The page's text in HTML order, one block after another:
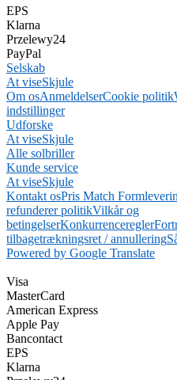
EPS
Klarna
Przelewy24
PayPal
Selskab
At viseSkjule
Om osAnmeldelserCookie politik
indstillinger
Udforske
At viseSkjule
Alle solbriller
Kunde service
At viseSkjule
Kontakt osPris Match Form
refunderer politikVilkår og
betingelserKonkurrenceregler
tilbagetrækningsret / annullering
Powered by Google Translate
Visa
MasterCard
American Express
Apple Pay
Bancontact
EPS
Klarna